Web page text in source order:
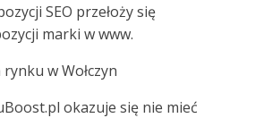
SEO przełoży się
marki w www.
w Wołczyn
okazuje się nie mieć